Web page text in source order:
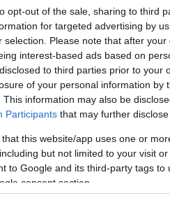
opt-out of the sale, sharing to third
for targeted advertising by
selection. Please note that after
interest-based ads based on
to third parties prior to your
of your personal information by
This information may also be
Participants that may further
that this website/app uses one or
but not limited to your visit
to Google and its third-party tags
consent section.
αίμα. Τα
και πλάσματος που
PFAS.
προσφέρει μια
στους
Labs, σύμφωνα με το
έκθεσης, η μελέτη
για την ανθρώπινη υγεία
η Labay.